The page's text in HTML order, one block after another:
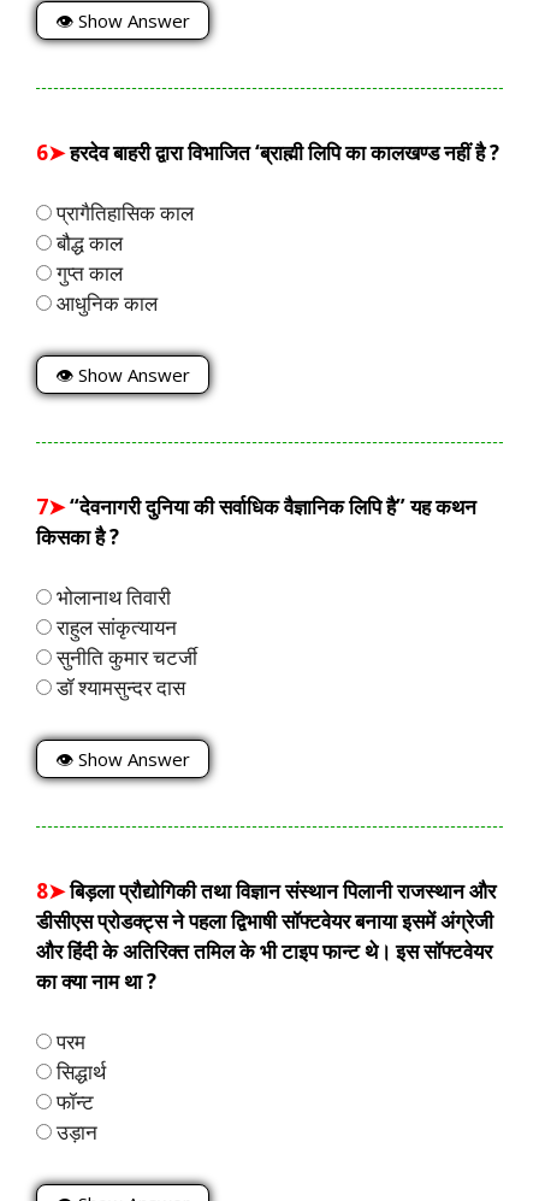
👁 Show Answer
6➤हरदेव बाहरी द्वारा विभाजित ‘ब्राह्मी लिपि का कालखण्ड नहीं है ?
प्रागैतिहासिक काल
बौद्ध काल
गुप्त काल
आधुनिक काल
👁 Show Answer
7➤“देवनागरी दुनिया की सर्वाधिक वैज्ञानिक लिपि है” यह कथन
किसका है ?
भोलानाथ तिवारी
राहुल सांकृत्यायन
सुनीति कुमार चटर्जी
डॉ श्यामसुन्दर दास
👁 Show Answer
8➤बिड़ला प्रौद्योगिकी तथा विज्ञान संस्थान पिलानी राजस्थान और
डीसीएस प्रोडक्ट्स ने पहला द्विभाषी सॉफ्टवेयर बनाया इसमें अंग्रेजी
और हिंदी के अतिरिक्त तमिल के भी टाइप फान्ट थे। इस सॉफ्टवेयर
का क्या नाम था ?
परम
सिद्धार्थ
फॉन्ट
उड़ान